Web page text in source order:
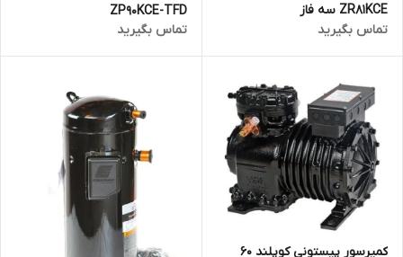
ZR81KCE سه فاز
تماس بگیرید
ZP90KCE-TFD
تماس بگیرید
کمپرسور پیستونی کوپلند 60